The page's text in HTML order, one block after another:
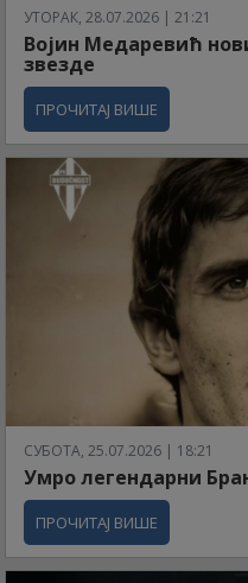
УТОРАК, 28.07.2026 | 21:21
Војин Медаревић
звезде
ПРОЧИТАЈ ВИШЕ
СУБОТА, 25.07.2026 | 18:21
Умро легендарни
ПРОЧИТАЈ ВИШЕ